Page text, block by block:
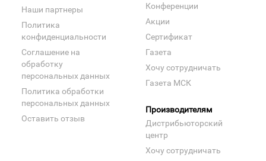
Наши партнеры
Политика
конфиденциальности
Соглашение на
обработку
персональных данных
Политика обработки
персональных данных
Оставить отзыв
Конференции
Акции
Сертификат
Газета
Хочу сотрудничать
Газета МСК
Производителям
Дистрибьюторский
центр
Хочу сотрудничать